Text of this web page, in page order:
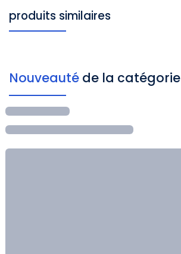
produits similaires
Nouveauté de la catégorie